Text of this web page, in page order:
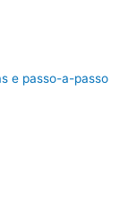
e passo-a-passo